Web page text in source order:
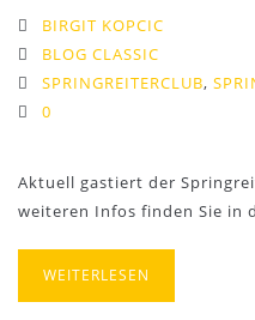
BIRGIT KOPCIC
BLOG CLASSIC
SPRINGREITERCLUB,
0
Aktuell gastiert der
weiteren Infos finden Sie in
WEITERLESEN